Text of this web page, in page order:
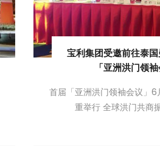
宝利集团受邀前往泰
「亚洲洪门领袖
首届「亚洲洪门领袖会议」
重举行 全球洪门共商